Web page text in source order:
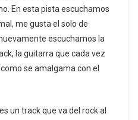
En esta pista escuchamos
me gusta el solo de
escuchamos la
la guitarra que cada vez
se amalgama con el
un track que va del rock al